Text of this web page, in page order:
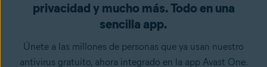
privacidad y mucho más. Todo en una
sencilla app.
Únete a las millones de personas que ya usan nuestro
antivirus gratuito, ahora integrado en la app Avast One.